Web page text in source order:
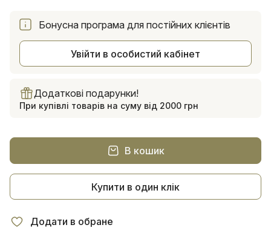
Бонусна програма для постійних клієнтів
Увійти в особистий кабінет
Додаткові подарунки!
При купівлі товарів на суму від 2000 грн
В кошик
Купити в один клік
Додати в обране